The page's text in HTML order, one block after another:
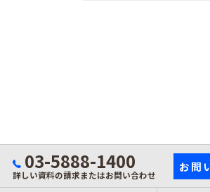
03-5888-1400
詳しい資料の請求またはお問い合わせ
お問